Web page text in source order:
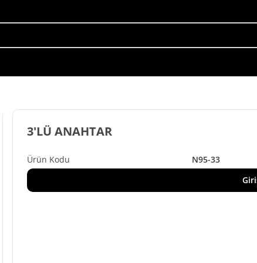
N95-33
3'LÜ ANAHTAR